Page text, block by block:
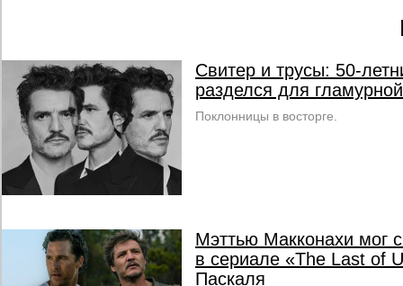
Свитер и трусы: 50-
разделся для
Поклонницы в восторге.
Мэттью Макконахи мог
в сериале «The Last of
Паскаля